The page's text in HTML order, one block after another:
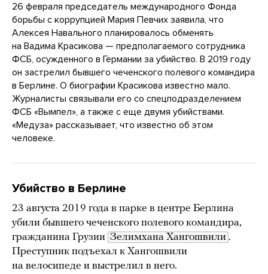
26 февраля председатель международного Фонда
борьбы с коррупцией Мария Певчих заявила, что
Алексея Навального планировалось обменять
на Вадима Красикова — предполагаемого сотрудника
ФСБ, осужденного в Германии за убийство. В 2019 году
он застрелил бывшего чеченского полевого командира
в Берлине. О биографии Красикова известно мало.
Журналисты связывали его со спецподразделением
ФСБ «Вымпел», а также с еще двумя убийствами.
«Медуза» рассказывает, что известно об этом
человеке.
Убийство в Берлине
23 августа 2019 года в парке в центре Берлина
убили бывшего чеченского полевого командира,
гражданина Грузии Зелимхана Хангошвили .
Преступник подъехал к Хангошвили
на велосипеде и выстрелил в него.